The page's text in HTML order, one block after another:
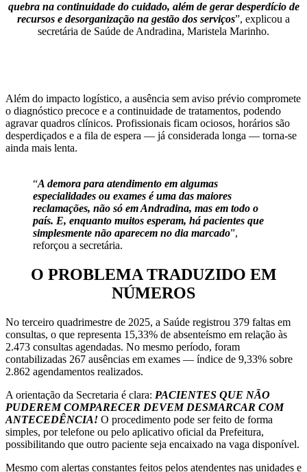
quebra na continuidade do cuidado, além de gerar desperdício de
recursos e desorganização na gestão dos serviços”, explicou a
secretária de Saúde de Andradina, Maristela Marinho.
Além do impacto logístico, a ausência sem aviso prévio compromete
o diagnóstico precoce e a continuidade de tratamentos, podendo
agravar quadros clínicos. Profissionais ficam ociosos, horários são
desperdiçados e a fila de espera — já considerada longa — torna-se
ainda mais lenta.
“A demora para atendimento em algumas
especialidades ou exames é uma das maiores
reclamações, não só em Andradina, mas em todo o
país. E, enquanto muitos esperam, há pacientes que
simplesmente não aparecem no dia marcado”,
reforçou a secretária.
O PROBLEMA TRADUZIDO EM
NÚMEROS
No terceiro quadrimestre de 2025, a Saúde registrou 379 faltas em
consultas, o que representa 15,33% de absenteísmo em relação às
2.473 consultas agendadas. No mesmo período, foram
contabilizadas 267 ausências em exames — índice de 9,33% sobre
2.862 agendamentos realizados.
A orientação da Secretaria é clara: PACIENTES QUE NÃO
PUDEREM COMPARECER DEVEM DESMARCAR COM
ANTECEDÊNCIA! O procedimento pode ser feito de forma
simples, por telefone ou pelo aplicativo oficial da Prefeitura,
possibilitando que outro paciente seja encaixado na vaga disponível.
Mesmo com alertas constantes feitos pelos atendentes nas unidades e